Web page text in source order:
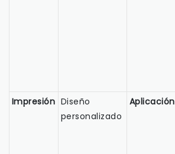
Impresión Diseño
personalizado
Aplicación